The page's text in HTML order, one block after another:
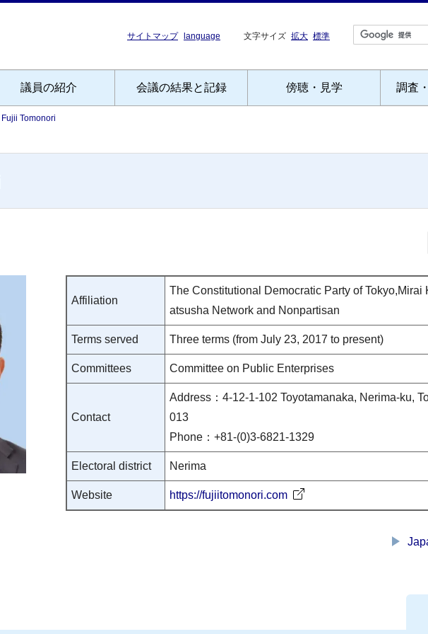
サイトマップ language 文字サイズ 拡大 標準
議員の紹介 会議の結果と記録 傍聴・見学 調査
Fujii Tomonori
Affiliation
The Constitutional Democratic Party of Tokyo,Mirai
atsusha Network and Nonpartisan
Terms served Three terms (from July 23, 2017 to present)
Committees Committee on Public Enterprises
Contact
Address：4-12-1-102 Toyotamanaka, Nerima-ku,
013
Phone：+81-(0)3-6821-1329
Electoral district Nerima
Website https://fujiitomonori.com
play_arrow